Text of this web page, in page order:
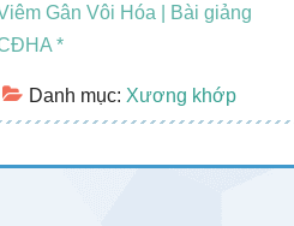
Gân Vôi Hóa | Bài giảng
*
Danh mục: Xương khớp